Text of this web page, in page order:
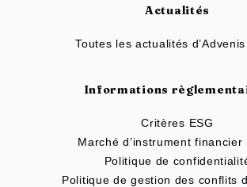
Actualités
Toutes les actualités
Informations
Critères ESG
Marché d’instrument financier
Politique de
Politique de gestion des conflits